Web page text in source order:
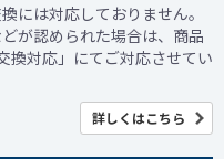
には対応しておりません。
が認められた場合は、商品
換対応」にてご対応させてい
詳しくはこちら